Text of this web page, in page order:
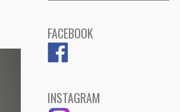
FACEBOOK
INSTAGRAM